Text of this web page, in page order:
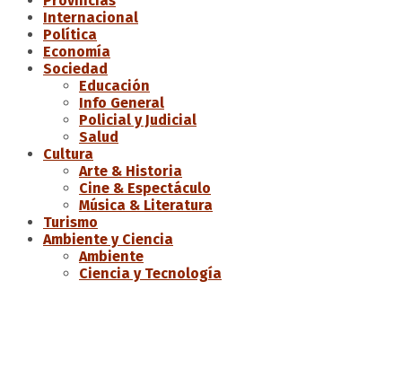
Internacional
Política
Economía
Sociedad
Educación
Info General
Policial y Judicial
Salud
Cultura
Arte & Historia
Cine & Espectáculo
Música & Literatura
Turismo
Ambiente y Ciencia
Ambiente
Ciencia y Tecnología